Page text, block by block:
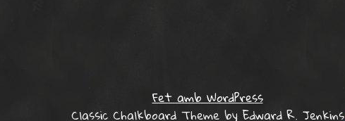
Fet amb WordPress
Classic Chalkboard Theme by Edward R. Jenkins